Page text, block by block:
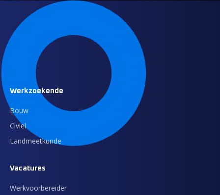
Werkzoekende
Bouw
Civiel
Landmeetkunde
Vacatures
Werkvoorbereider